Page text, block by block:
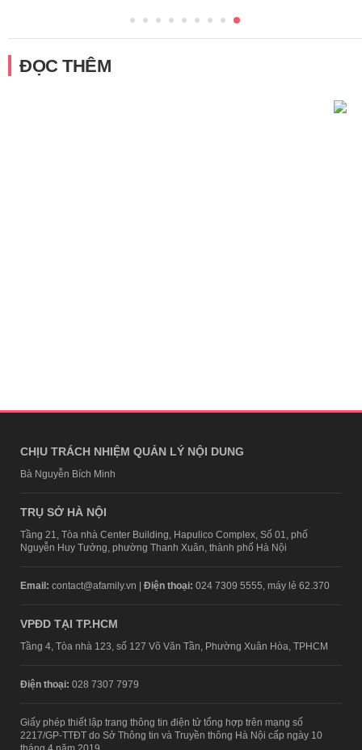
ĐỌC THÊM
CHỊU TRÁCH NHIỆM QUẢN LÝ NỘI DUNG
Bà Nguyễn Bích Minh
TRỤ SỞ HÀ NỘI
Tầng 21, Tòa nhà Center Building, Hapulico Complex, Số 01, phố
Nguyễn Huy Tưởng, phường Thanh Xuân, thành phố Hà Nội
Email: contact@afamily.vn | Điện thoại: 024 7309 5555, máy lẻ 62.370
VPĐD TẠI TP.HCM
Tầng 4, Tòa nhà 123, số 127 Võ Văn Tần, Phường Xuân Hòa, TPHCM
Điện thoại: 028 7307 7979
Giấy phép thiết lập trang thông tin điện tử tổng hợp trên mạng số
2217/GP-TTĐT do Sở Thông tin và Truyền thông Hà Nội cấp ngày 10